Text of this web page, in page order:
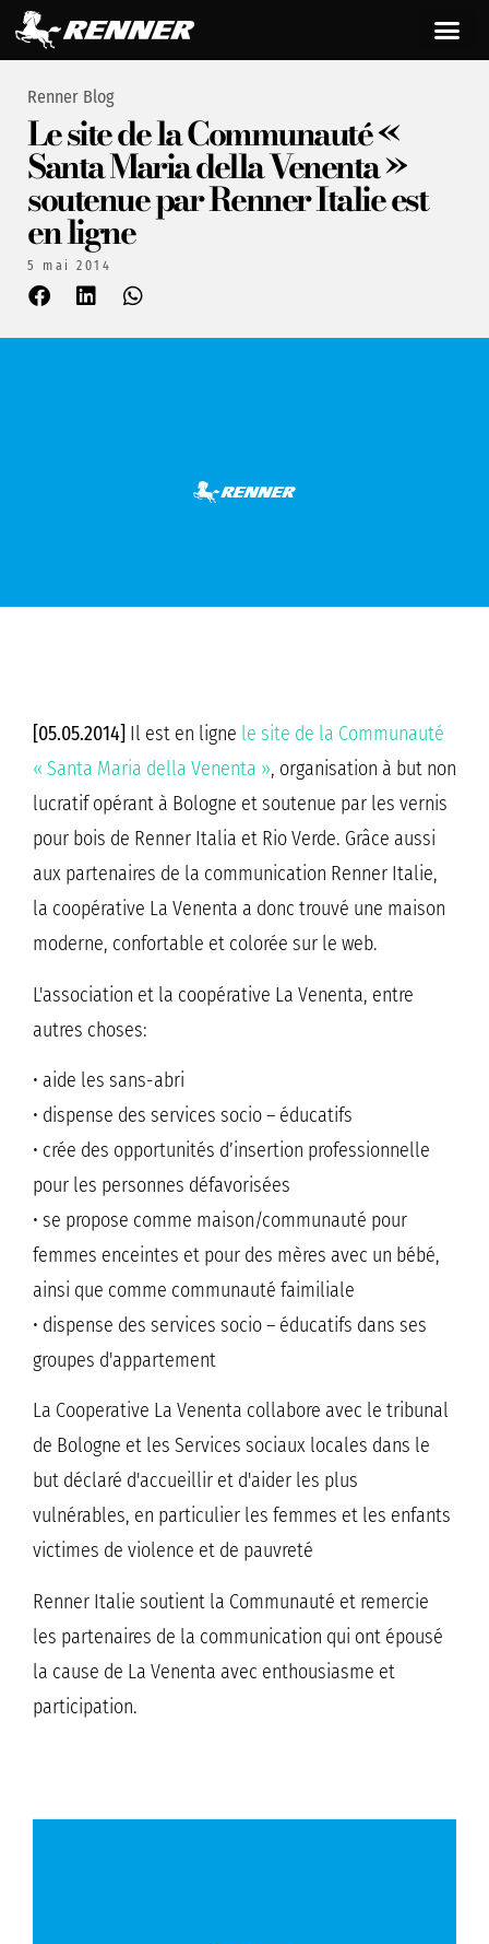
Renner Blog
Le site de la Communauté «
Santa Maria della Venenta »
soutenue par Renner Italie est
en ligne
5 mai 2014
[05.05.2014] Il est en ligne le site de la Communauté
« Santa Maria della Venenta », organisation à but non
lucratif opérant à Bologne et soutenue par les vernis
pour bois de Renner Italia et Rio Verde. Grâce aussi
aux partenaires de la communication Renner Italie,
la coopérative La Venenta a donc trouvé une maison
moderne, confortable et colorée sur le web.
L'association et la coopérative La Venenta, entre
autres choses:
• aide les sans-abri
• dispense des services socio – éducatifs
• crée des opportunités d’insertion professionnelle
pour les personnes défavorisées
• se propose comme maison/communauté pour
femmes enceintes et pour des mères avec un bébé,
ainsi que comme communauté faimiliale
• dispense des services socio – éducatifs dans ses
groupes d'appartement
La Cooperative La Venenta collabore avec le tribunal
de Bologne et les Services sociaux locales dans le
but déclaré d'accueillir et d'aider les plus
vulnérables, en particulier les femmes et les enfants
victimes de violence et de pauvreté
Renner Italie soutient la Communauté et remercie
les partenaires de la communication qui ont épousé
la cause de La Venenta avec enthousiasme et
participation.